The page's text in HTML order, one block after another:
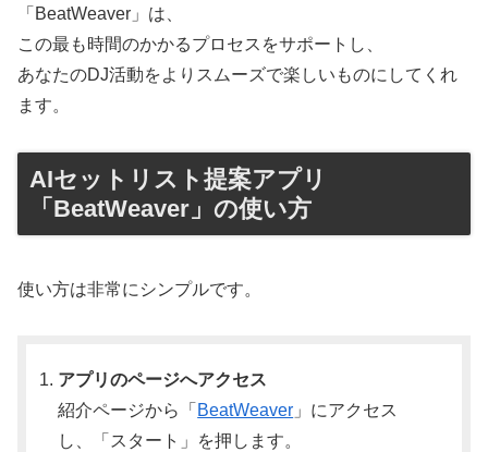
「BeatWeaver」は、
この最も時間のかかるプロセスをサポートし、
あなたのDJ活動をよりスムーズで楽しいものにしてくれ
ます。
AIセットリスト提案アプリ
「BeatWeaver」の使い方
使い方は非常にシンプルです。
アプリのページへアクセス
紹介ページから「 BeatWeaver 」にアクセス
し、「スタート」を押します。